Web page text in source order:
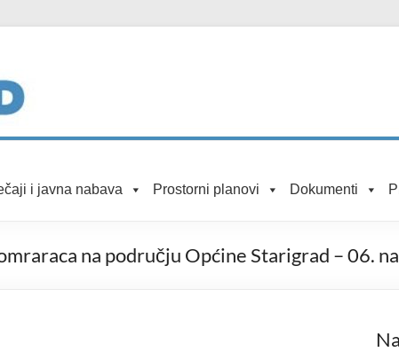
i javna nabava Prostorni planovi Dokumenti
na području Općine Starigrad – 06.